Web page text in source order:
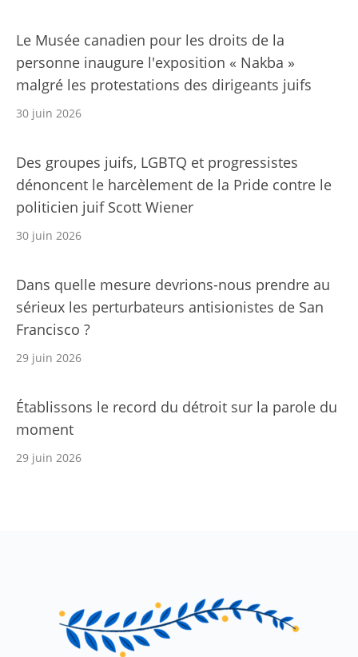
Le Musée canadien pour les droits de la
personne inaugure l'exposition « Nakba »
malgré les protestations des dirigeants juifs
30 juin 2026
Des groupes juifs, LGBTQ et progressistes
dénoncent le harcèlement de la Pride contre le
politicien juif Scott Wiener
30 juin 2026
Dans quelle mesure devrions-nous prendre au
sérieux les perturbateurs antisionistes de San
Francisco ?
29 juin 2026
Établissons le record du détroit sur la parole du
moment
29 juin 2026